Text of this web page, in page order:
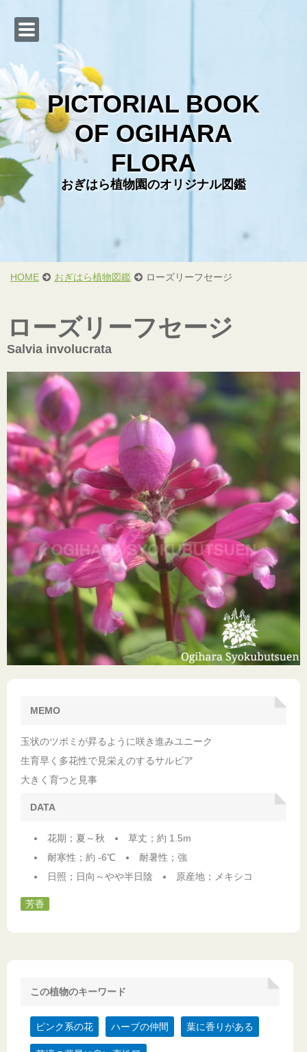
Web カタログ
おぎはら植物図鑑
会社概要
お客様からの写真
PICTORIAL BOOK
OF OGIHARA
FLORA
おぎはら植物園のオリジナル図鑑
HOME おぎはら植物図鑑 ローズリーフセージ
ローズリーフセージ
Salvia involucrata
MEMO
玉状のツボミが昇るように咲き進みユニーク
生育早く多花性で見栄えのするサルビア
大きく育つと見事
DATA
花期；夏～秋
草丈；約 1.5m
耐寒性；約 -6℃
耐暑性；強
日照；日向～やや半日陰
原産地；メキシコ
芳香
この植物のキーワード
ピンク系の花 ハーブの仲間 葉に香りがある